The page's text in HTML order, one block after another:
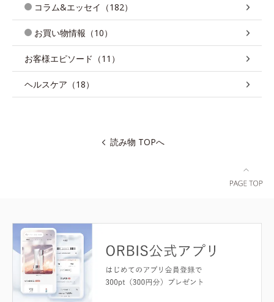
コラム&エッセイ（182）
お買い物情報（10）
お客様エピソード（11）
ヘルスケア（18）
読み物 TOPへ